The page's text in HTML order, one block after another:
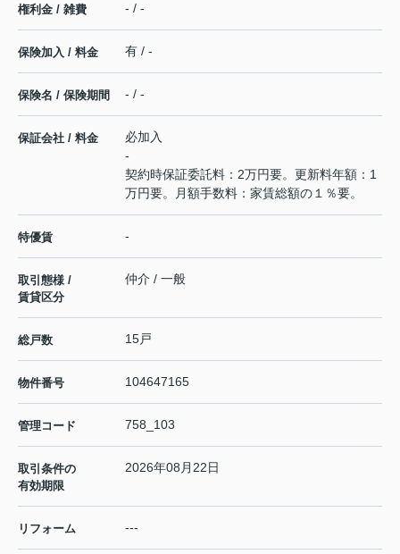
権利金 / 雑費 - / -
保険加入 / 料金 有 / -
保険名 / 保険期間 - / -
保証会社 / 料金
必加入
-
契約時保証委託料：2万円要。更新料年額：1
万円要。月額手数料：家賃総額の１％要。
特優賃 -
取引態様 /
賃貸区分
仲介 / 一般
総戸数 15戸
物件番号 104647165
管理コード 758_103
取引条件の
有効期限
2026年08月22日
リフォーム ---